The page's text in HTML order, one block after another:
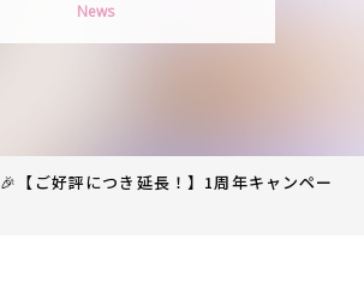
News
🎉【ご好評につき延長！】1周年キャンペー